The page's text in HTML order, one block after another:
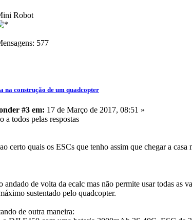
Robot
577
na construção de um quadcopter
#3 em: 17 de Março de 2017, 08:51 »
a todos pelas respostas
certo quais os ESCs que tenho assim que chegar a casa
andado de volta da ecalc mas não permite usar todas as
sustentado pelo quadcopter.
de outra maneira: